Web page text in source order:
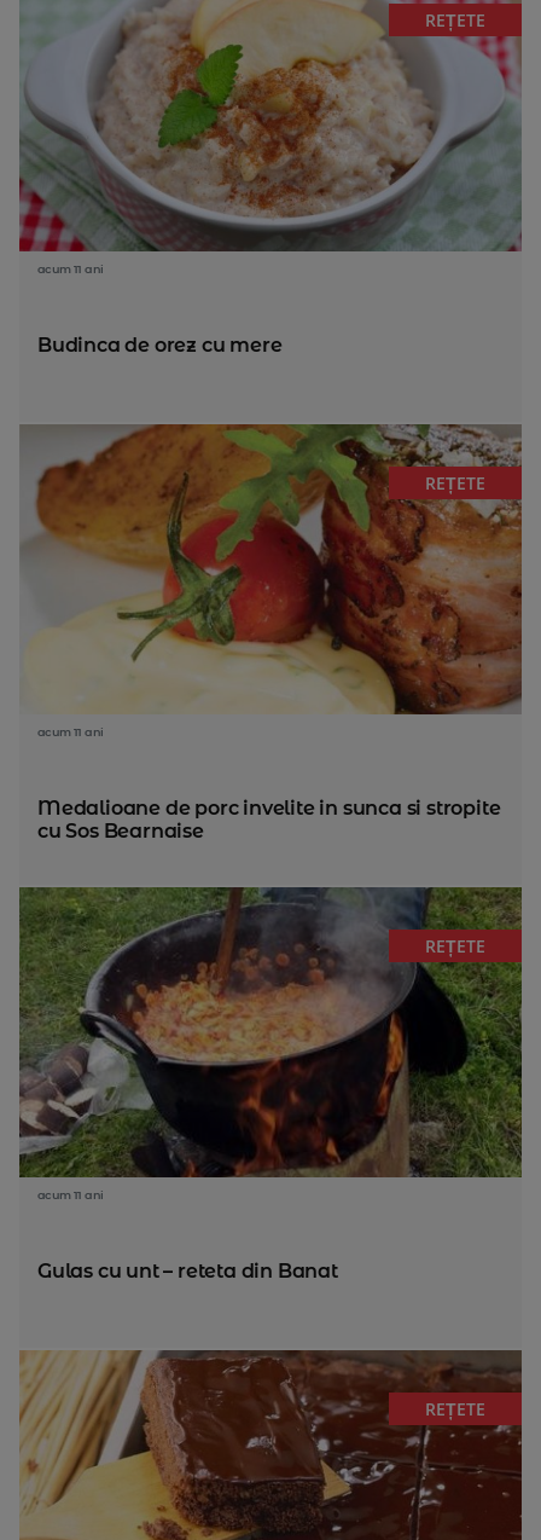
REȚETE
acum 11 ani
Budinca de orez cu mere
REȚETE
acum 11 ani
Medalioane de porc invelite in sunca si stropite
cu Sos Bearnaise
REȚETE
acum 11 ani
Gulas cu unt – reteta din Banat
REȚETE